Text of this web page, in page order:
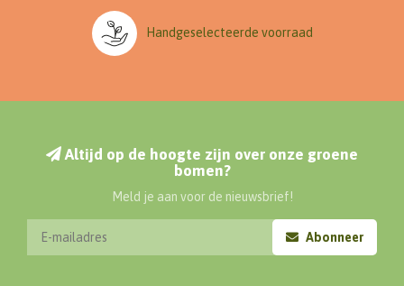
Handgeselecteerde voorraad
Altijd op de hoogte zijn over onze groene
bomen?
Meld je aan voor de nieuwsbrief!
Abonneer